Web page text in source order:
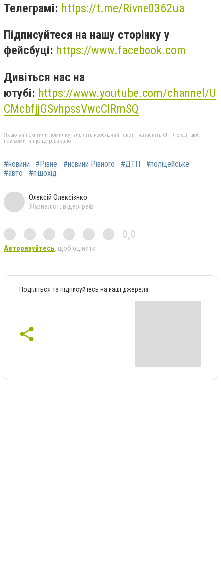
Телеграмі: https://t.me/Rivne0362ua
Підписуйтеся на нашу сторінку у
фейсбуці: https://www.facebook.com
Дивіться нас на
ютубі: https://www.youtube.com/channel/U
CMcbfjjGSvhpssVwcClRmSQ
Якщо ви помітили помилку, виділіть необхідний текст і натисніть Ctrl + Enter, щоб
повідомити про це редакцію
#новини #Рівне #новини Рівного #ДТП
#поліцейське
#авто
#пішохід
Олексій Олексієнко
Журналіст, відеограф
0,0
Авторизуйтесь, щоб оцінити
Поділіться та підписуйтесь на наші джерела